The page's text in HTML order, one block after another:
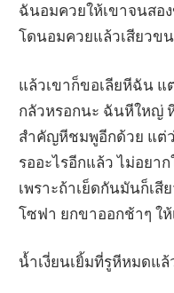
ฉันอมควยให้เขาจนสอ
โดนอมควยแล้วเสียวข
แล้วเขาก็ขอเลียหีฉัน แ
กลัวหรอกนะ ฉันหีใหญ่
สำคัญหีชมพูอีกด้วย แต่
รออะไรอีกแล้ว ไม่อยา
เพราะถ้าเย็ดกันมันก็เ
โซฟา ยกขาออกช้าๆ ใ
น้ำเงี่ยนเยิ้มที่รูหีหมดแล้